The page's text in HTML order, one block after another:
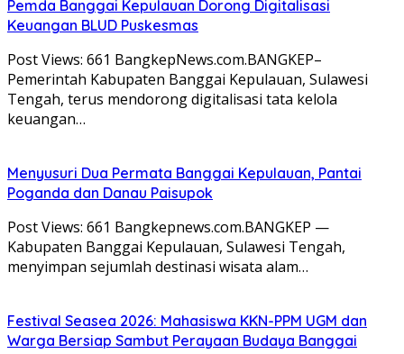
Pemda Banggai Kepulauan Dorong Digitalisasi
Keuangan BLUD Puskesmas
Post Views: 661 BangkepNews.com.BANGKEP–
Pemerintah Kabupaten Banggai Kepulauan, Sulawesi
Tengah, terus mendorong digitalisasi tata kelola
keuangan…
Menyusuri Dua Permata Banggai Kepulauan, Pantai
Poganda dan Danau Paisupok
Post Views: 661 Bangkepnews.com.BANGKEP —
Kabupaten Banggai Kepulauan, Sulawesi Tengah,
menyimpan sejumlah destinasi wisata alam…
Festival Seasea 2026: Mahasiswa KKN-PPM UGM dan
Warga Bersiap Sambut Perayaan Budaya Banggai